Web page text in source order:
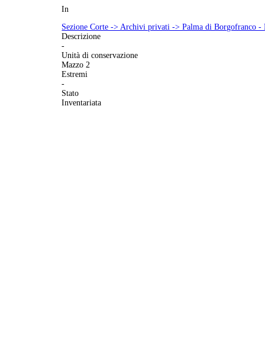
In
Sezione Corte -> Archivi privati -> Palma di Borgofranco
Descrizione
-
Unità di conservazione
Mazzo 2
Estremi
-
Stato
Inventariata